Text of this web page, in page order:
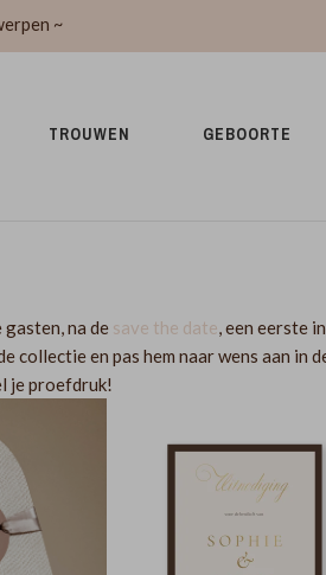
~
TROUWEN GEBOORTE
na de save the date, een eerste
collectie en pas hem naar wens aan in
je proefdruk!